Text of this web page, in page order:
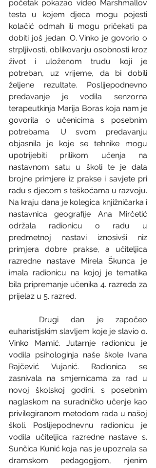
početak pokazao video Marshmallov
testa u kojem djeca mogu pojesti
kolačić odmah ili mogu pričekati pa
dobiti još jedan. O. Vinko je govorio o
strpljivosti, oblikovanju osobnosti kroz
život i uloženom trudu koji je
potreban, uz vrijeme, da bi dobili
željene rezultate. Poslijepodnevno
predavanje je vodila senzorna
terapeutkinja Marija Boras koja nam je
govorila o učenicima s posebnim
potrebama. U svom predavanju
objasnila je koje se tehnike mogu
upotrijebiti prilikom učenja na
nastavnom satu u školi te je dala
brojne primjere iz prakse i savjete pri
radu s djecom s teškoćama u razvoju.
Na kraju dana je kolegica knjižničarka i
nastavnica geografije Ana Mirčetić
održala radionicu o radu u
predmetnoj nastavi iznosivši niz
primjera dobre prakse, a učiteljica
razredne nastave Mirela Škunca je
imala radionicu na kojoj je tematika
bila pripremanje učenika 4. razreda za
prijelaz u 5. razred.
euharistijskim slavljem koje je slavio o.
Vinko Mamić. Jutarnje radionicu je
vodila psihologinja naše škole Ivana
Rajčević Vujanić. Radionica se
zasnivala na smjernicama za rad u
novoj školskoj godini, s posebnim
naglaskom na suradničko učenje kao
privilegiranom metodom rada u našoj
školi. Poslijepodnevnu radionicu je
vodila učiteljica razredne nastave s.
Sunčica Kunić koja nas je upoznala sa
dramskom pedagogijom, njenim